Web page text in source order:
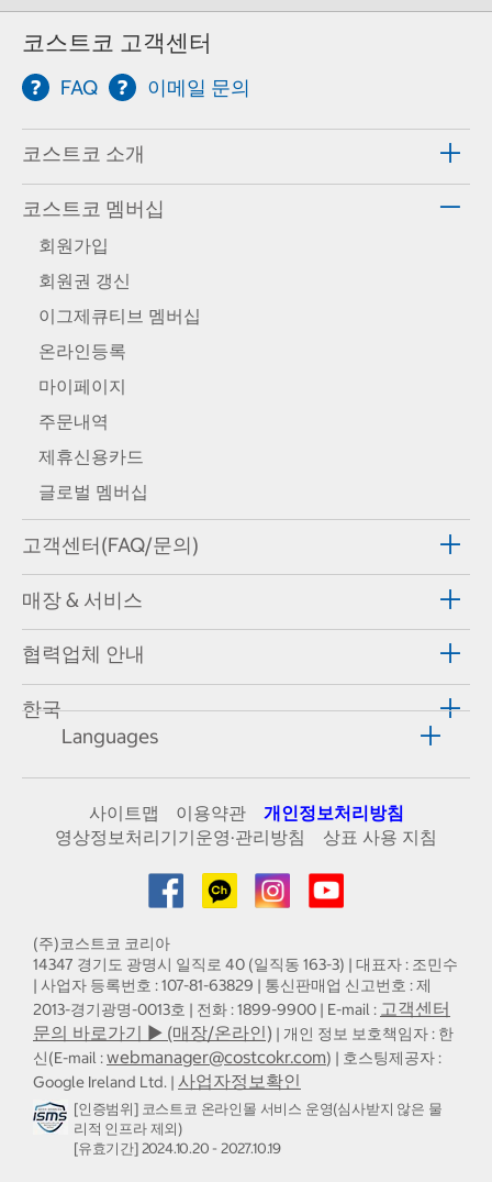
코스트코 고객센터
FAQ 이메일 문의
코스트코 소개
코스트코 멤버십
회원가입
회원권 갱신
이그제큐티브 멤버십
온라인등록
마이페이지
주문내역
제휴신용카드
글로벌 멤버십
고객센터(FAQ/문의)
매장 & 서비스
협력업체 안내
한국
Languages
사이트맵 이용약관
개인정보처리방침
영상정보처리기기운영·관리방침
상표 사용 지침
(주)코스트코 코리아
14347 경기도 광명시 일직로 40 (일직동 163-3) | 대표자 : 조민수
| 사업자 등록번호 : 107-81-63829 | 통신판매업 신고번호 : 제
2013-경기광명-0013호 | 전화 : 1899-9900 | E-mail : 고객센터
문의 바로가기 ▶ (매장/온라인) | 개인 정보 보호책임자 : 한
신(E-mail :webmanager@costcokr.com) | 호스팅제공자 :
Google Ireland Ltd. | 사업자정보확인
[인증범위] 코스트코 온라인몰 서비스 운영(심사받지 않은 물
리적 인프라 제외)
[유효기간] 2024.10.20 - 2027.10.19